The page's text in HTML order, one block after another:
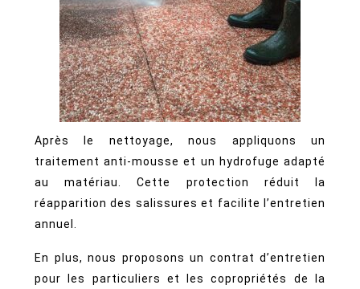
Après le nettoyage, nous appliquons un
traitement anti-mousse et un hydrofuge adapté
au matériau. Cette protection réduit la
réapparition des salissures et facilite l’entretien
annuel.
En plus, nous proposons un contrat d’entretien
pour les particuliers et les copropriétés de la